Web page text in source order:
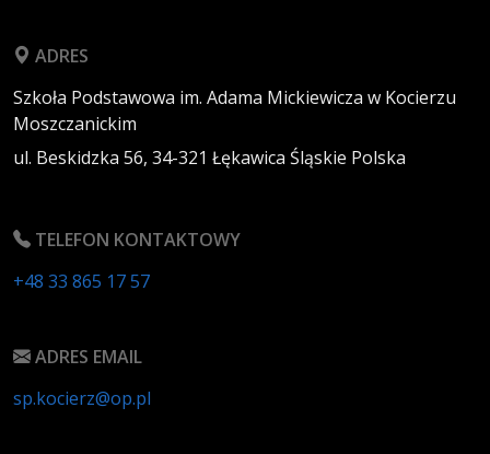
ADRES
Szkoła Podstawowa im. Adama Mickiewicza w Kocierzu
Moszczanickim
ul. Beskidzka 56, 34-321 Łękawica Śląskie Polska
TELEFON KONTAKTOWY
+48 33 865 17 57
ADRES EMAIL
sp.kocierz@op.pl